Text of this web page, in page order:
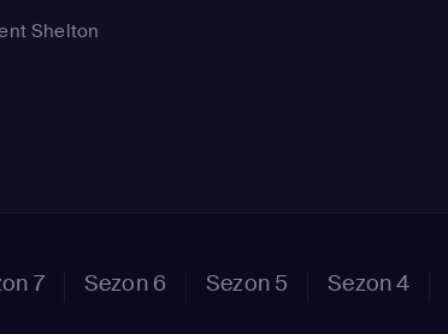
Shelton
7 Sezon 6 Sezon 5 Sezon 4